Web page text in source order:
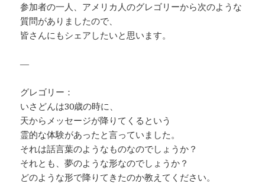
参加者の一人、アメリカ人のグレゴリーから次のような
質問がありましたので、
皆さんにもシェアしたいと思います。
—
グレゴリー：
いさどんは30歳の時に、
天からメッセージが降りてくるという
霊的な体験があったと言っていました。
それは話言葉のようなものなのでしょうか？
それとも、夢のような形なのでしょうか？
どのような形で降りてきたのか教えてください。